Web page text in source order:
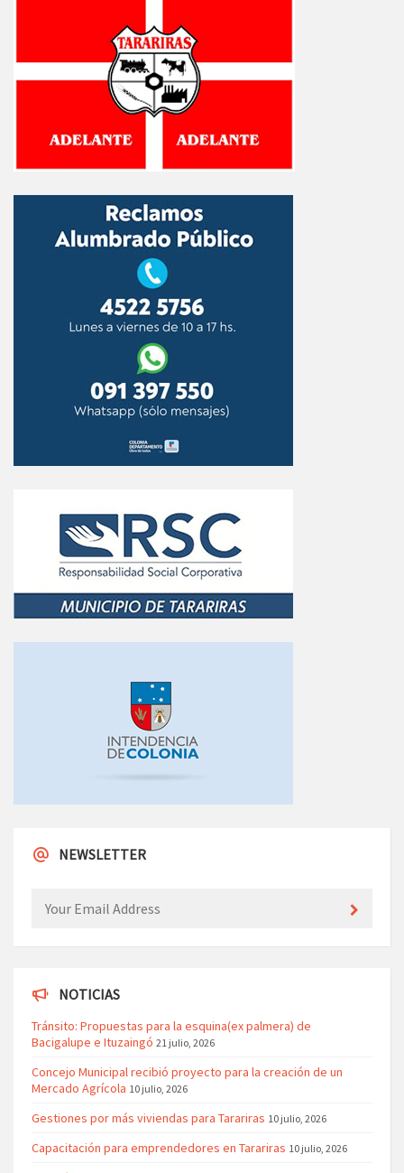
NEWSLETTER
NOTICIAS
Tránsito: Propuestas para la esquina(ex palmera) de
Bacigalupe e Ituzaingó 21 julio, 2026
Concejo Municipal recibió proyecto para la creación de un
Mercado Agrícola 10 julio, 2026
Gestiones por más viviendas para Tarariras 10 julio, 2026
Capacitación para emprendedores en Tarariras 10 julio, 2026